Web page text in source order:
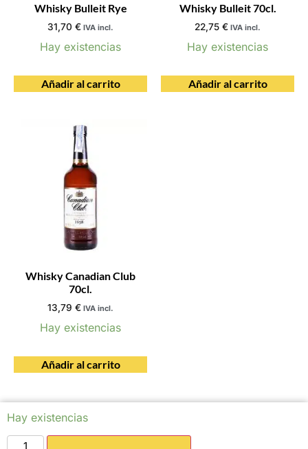
Whisky Bulleit Rye
31,70 € IVA incl.
Hay existencias
Añadir al carrito
Whisky Bulleit 70cl.
22,75 € IVA incl.
Hay existencias
Añadir al carrito
Whisky Canadian Club
70cl.
13,79 € IVA incl.
Hay existencias
Añadir al carrito
Hay existencias